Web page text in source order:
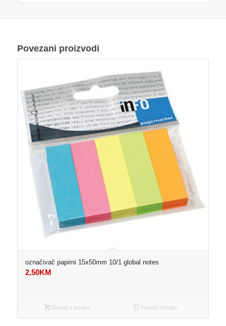
Povezani proizvodi
označivač papirni 15x50mm 10/1 global notes
2,50KM
Dodaj u korpu Pokaži detalje